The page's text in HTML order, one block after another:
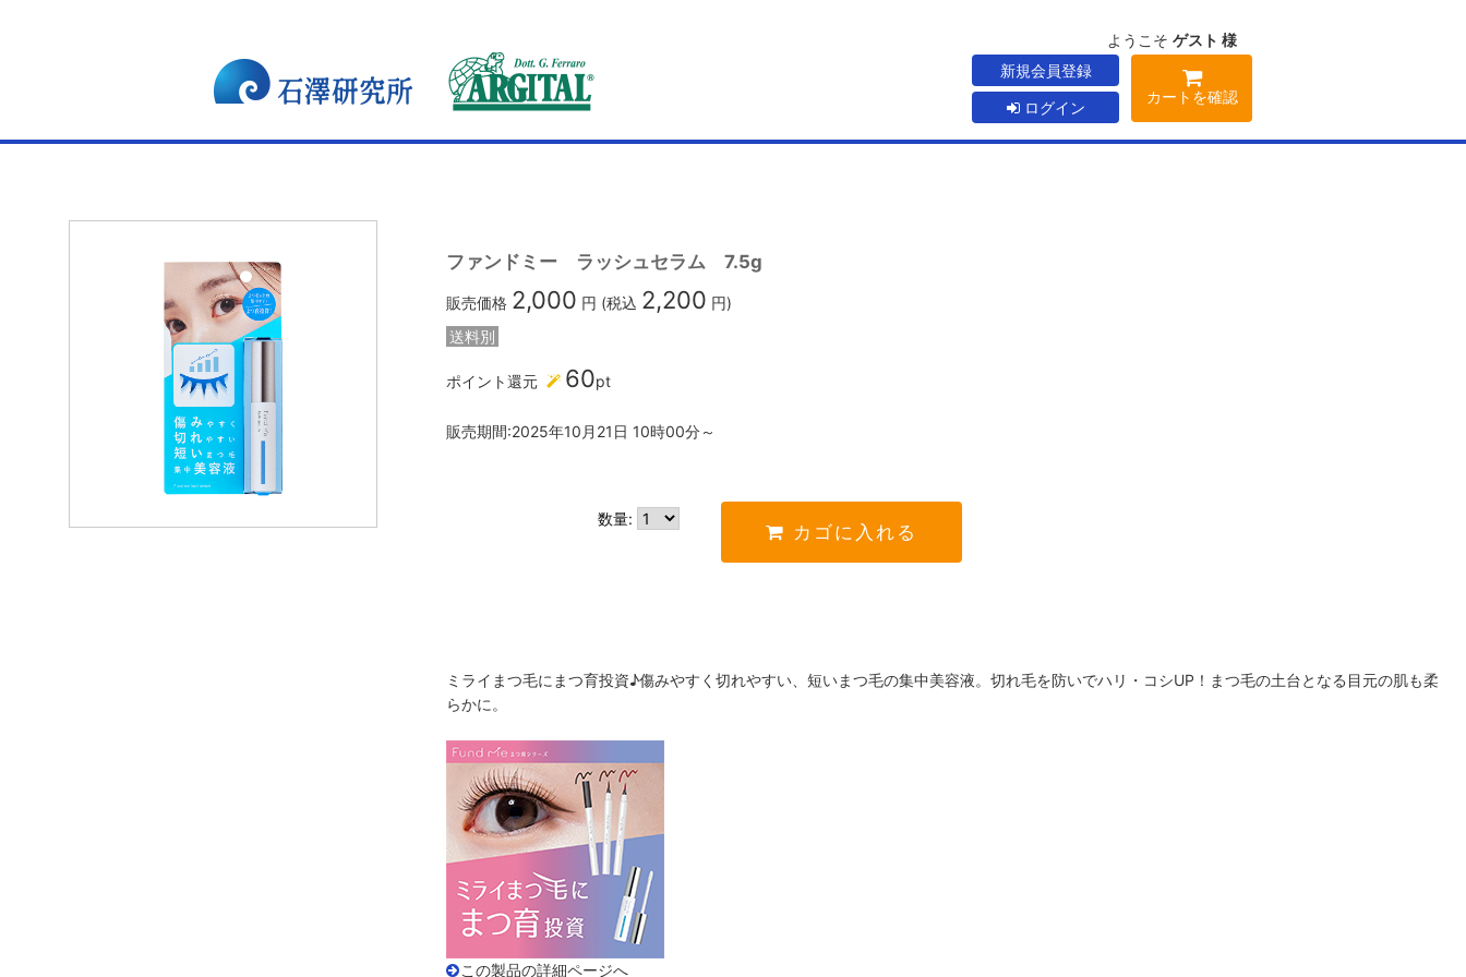
ようこそ ゲスト 様
新規会員登録
ログイン
カートを確認
ファンドミー ラッシュセラム 7.5g
販売価格 2,000 円 (税込 2,200 円)
送料別
ポイント還元 60pt
販売期間:2025年10月21日 10時00分～
数量:
カゴに入れる
ミライまつ毛にまつ育投資♪傷みやすく切れやすい、短いまつ毛の集中美容液。切れ毛を防いでハリ・コシUP！まつ毛の土台となる目元の肌も柔
らかに。
この製品の詳細ページへ